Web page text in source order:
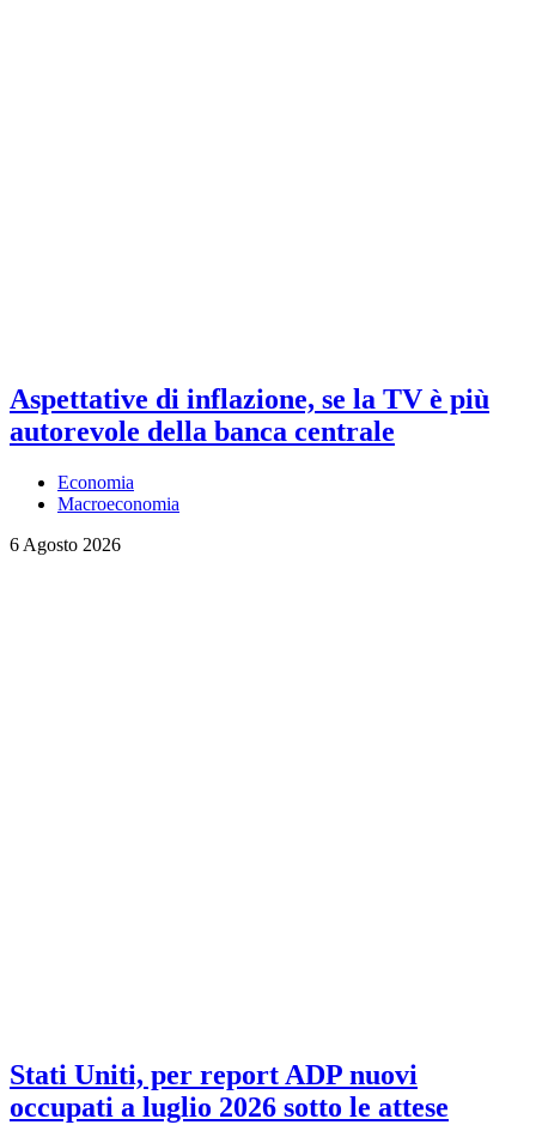
Aspettative di inflazione, se la TV è più
autorevole della banca centrale
Economia
Macroeconomia
6 Agosto 2026
Stati Uniti, per report ADP nuovi
occupati a luglio 2026 sotto le attese